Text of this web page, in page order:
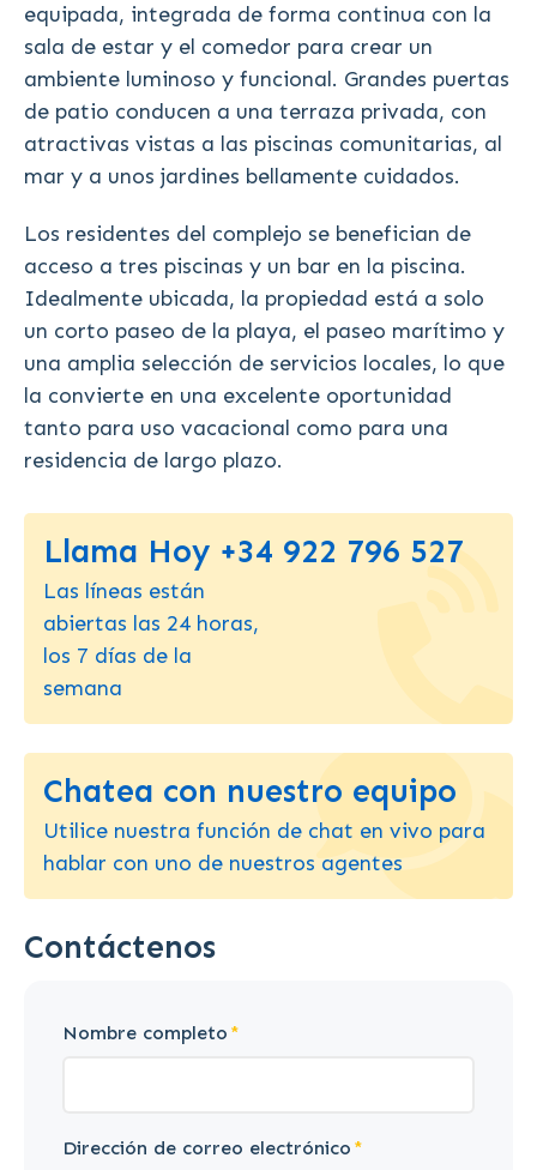
equipada, integrada de forma continua con la
sala de estar y el comedor para crear un
ambiente luminoso y funcional. Grandes puertas
de patio conducen a una terraza privada, con
atractivas vistas a las piscinas comunitarias, al
mar y a unos jardines bellamente cuidados.
Los residentes del complejo se benefician de
acceso a tres piscinas y un bar en la piscina.
Idealmente ubicada, la propiedad está a solo
un corto paseo de la playa, el paseo marítimo y
una amplia selección de servicios locales, lo que
la convierte en una excelente oportunidad
tanto para uso vacacional como para una
residencia de largo plazo.
Llama Hoy +34 922 796 527
Las líneas están
abiertas las 24 horas,
los 7 días de la
semana
Chatea con nuestro equipo
Utilice nuestra función de chat en vivo para
hablar con uno de nuestros agentes
Contáctenos
Nombre completo
Dirección de correo electrónico